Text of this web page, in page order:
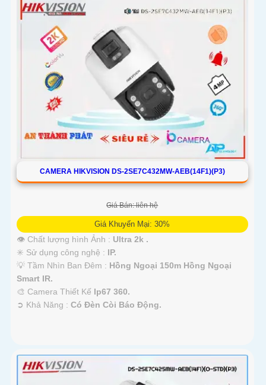
CAMERA HIKVISION DS-2SE7C432MW-AEB(14F1)(P3)
Giá Bán: liên hệ
Giá Khuyến Mại: 30%
👁 Chất lượng hình Ảnh : Ultra 2k .
✳️ Sử dụng công nghệ : IP.
💡 Tầm Nhìn Ban Đêm : Hồng Ngoại 150m Hồng Ngoại
Smart IR.
🎨 Camera Thiết Kế Ip67 360.
️➲ Khả Năng : Có Đèn Còi Báo Động.